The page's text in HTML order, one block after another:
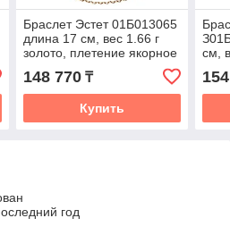
Браслет Эстет 01Б013065
длина 17 см, вес 1.66 г
золото, плетение якорное
148 770₸
Купить
см,
год